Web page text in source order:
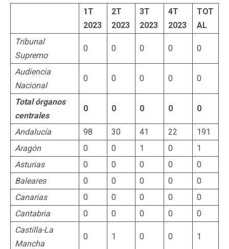
1T
2023
2T
2023
3T
2023
4T
2023
TOT
AL
Tribunal
Supremo
0 0 0 0 0
Audiencia
Nacional
0 0 0 0 0
Total órganos
centrales
0 0 0 0 0
Andalucía 98 30 41 22
191
Aragón
0 0 1 0
1
Asturias
0 0 0 0
0
Baleares
0 0 0 0
0
Canarias
0 0 0 0
0
Cantabria
0 0 0 0
0
Castilla-La
Mancha
0 1 0 0 1